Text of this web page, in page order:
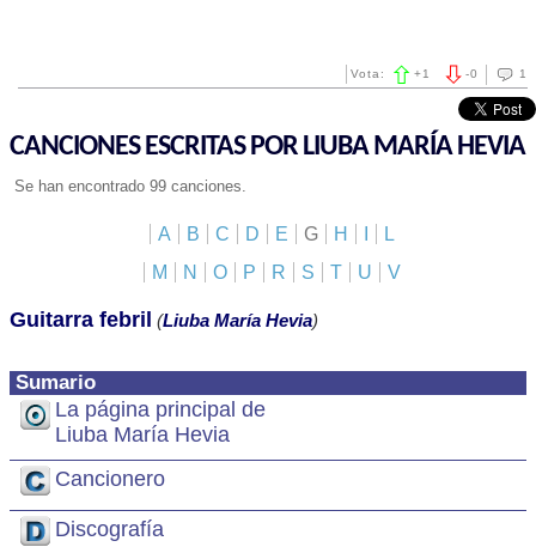
1
-0
Vota: +1
CANCIONES ESCRITAS POR LIUBA MARÍA HEVIA
Se han encontrado 99 canciones.
A B C D E G H
L
M
N O P R S T U V
Sumario
La página principal de
Liuba María Hevia
Cancionero
Discografía
Guitarra febril (Liuba María Hevia)